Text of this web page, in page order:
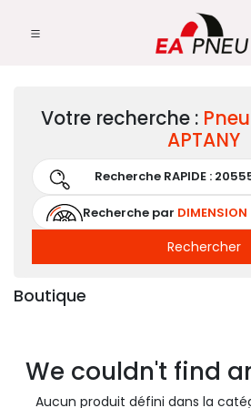
Votre recherche : Pneu
APTANY
Recherche par DIMENSION
Rechercher
Boutique
We couldn't find
Aucun produit défini dans la